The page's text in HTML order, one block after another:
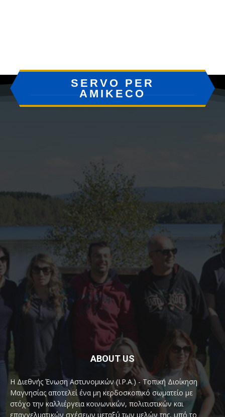
SERVO PER
AMIKECO
ABOUT US
Η Διεθνής Ένωση Αστυνομικών (I.P.A.) - Τοπική Διοίκηση
Μαγνησίας αποτελεί ένα μη κερδοσκοπικό σωματείο με
στόχο την καλλιέργεια κοινωνικών, πολιτιστικών και
επαγγελματικών σχέσεων μεταξύ των μελών της, υπό το